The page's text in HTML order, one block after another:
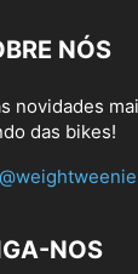
NÓS
novidades
das bikes!
NOS